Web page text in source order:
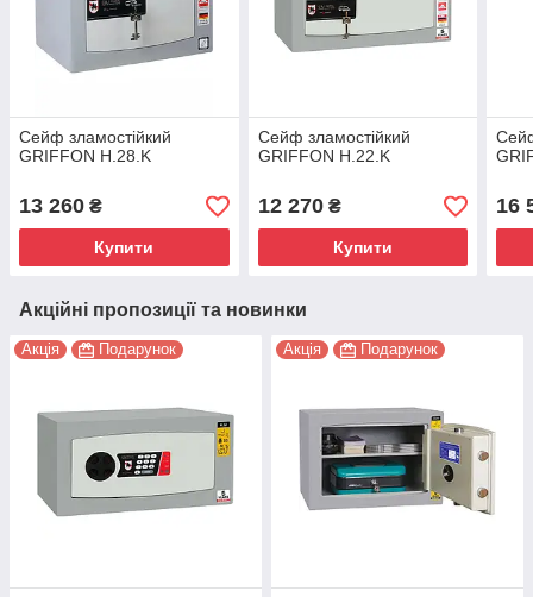
Сейф зламостійкий
GRIFFON H.28.K
13 260 ₴
Купити
Сейф зламостійкий
GRIFFON H.22.K
12 270₴
Купити
16
Акційні пропозиції та новинки
Акція Подарунок Акція Подарунок